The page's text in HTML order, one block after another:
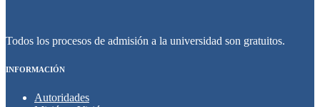
Todos los procesos de admisión a la universidad son gratuitos.
INFORMACIÓN
Autoridades